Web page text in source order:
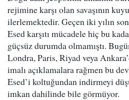
rejimine karşı olan savaşının
ilerlemektedir. Geçen iki yılın
Esed karşıtı mücadele hiç bu
güçsüz durumda olmamıştı.
Londra, Paris, Riyad veya
imalı açıklamalara rağmen bu
Esed’i koltuğundan indirmeyi
imkan dahilinde bile görmüyor.